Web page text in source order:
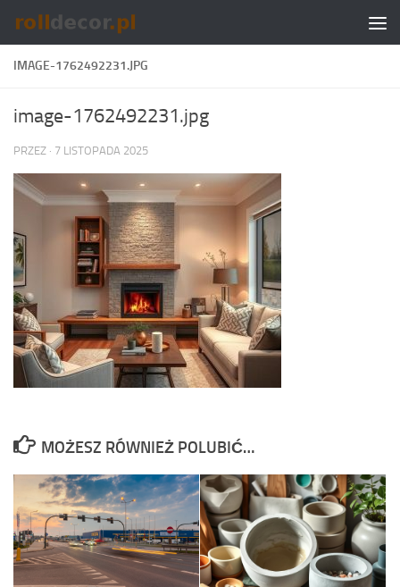
Skip to content
IMAGE-1762492231.JPG
image-1762492231.jpg
PRZEZ · 7 LISTOPADA 2025
MOŻESZ RÓWNIEŻ POLUBIĆ…